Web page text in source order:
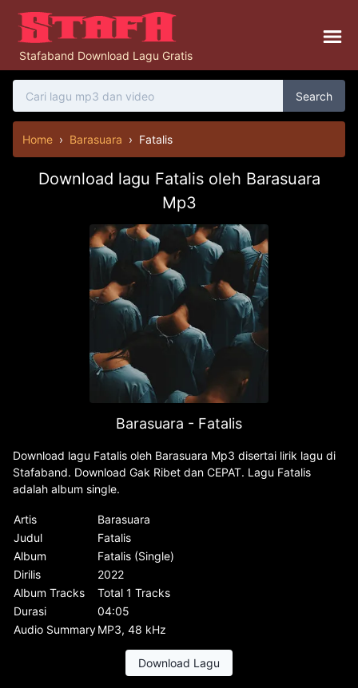
Stafaband Download Lagu Gratis
Search
Home › Barasuara › Fatalis
Download lagu Fatalis oleh Barasuara
Mp3
Barasuara - Fatalis
Download lagu Fatalis oleh Barasuara Mp3 disertai lirik lagu di
Stafaband. Download Gak Ribet dan CEPAT. Lagu Fatalis
adalah album single.
Artis
Barasuara
Judul
Fatalis
Album
Fatalis (Single)
Dirilis
2022
Album Tracks
Total 1 Tracks
Durasi
04:05
Audio SummaryMP3, 48 kHz
Download Lagu